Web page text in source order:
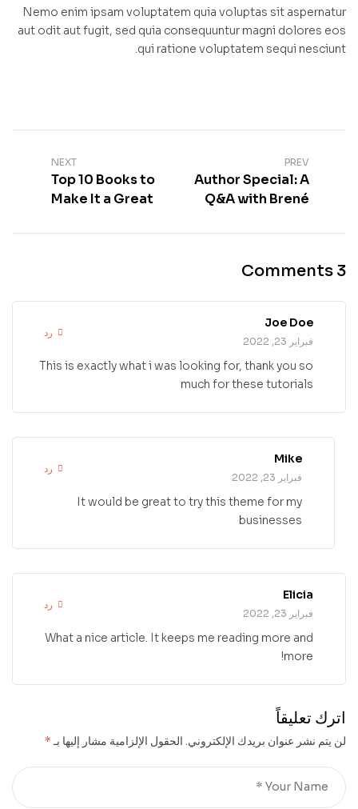
Nemo enim ipsam voluptatem quia voluptas sit aspernatur
aut odit aut fugit, sed quia consequuntur magni dolores eos
qui ratione voluptatem sequi nesciunt.
PREV
Author Special: A
Q&A with Brené
NEXT
Top 10 Books to
Make It a Great
3 Comments
Joe Doe
فبراير 23, 2022
رد
This is exactly what i was looking for, thank you so
much for these tutorials
Mike
فبراير 23, 2022
رد
It would be great to try this theme for my
businesses
Elicia
فبراير 23, 2022
رد
What a nice article. It keeps me reading more and
more!
اترك تعليقاً
لن يتم نشر عنوان بريدك الإلكتروني. الحقول الإلزامية مشار إليها بـ*